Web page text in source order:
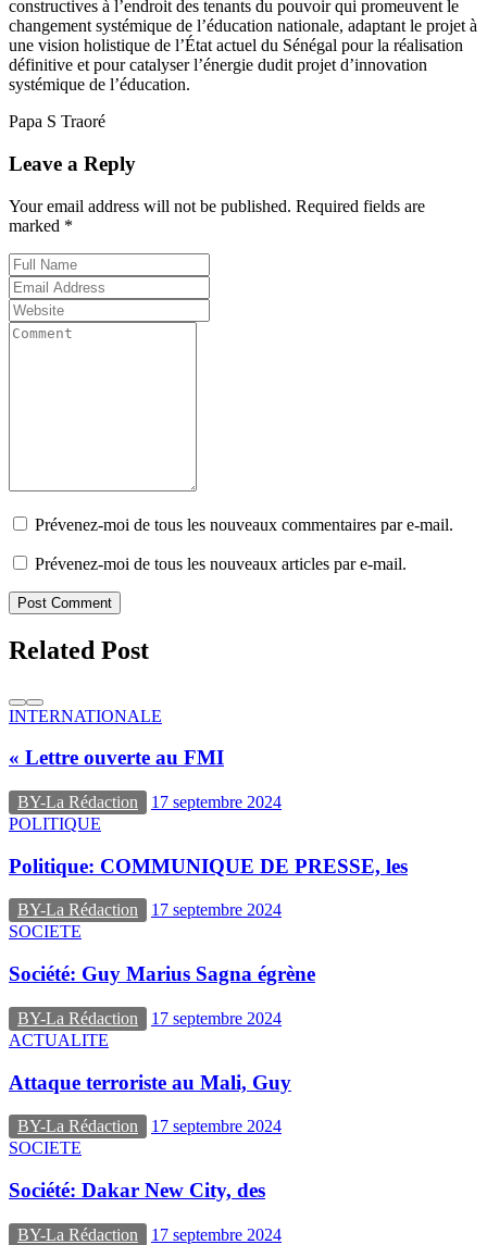
constructives à l’endroit des tenants du pouvoir qui promeuvent le
changement systémique de l’éducation nationale, adaptant le projet à
une vision holistique de l’État actuel du Sénégal pour la réalisation
définitive et pour catalyser l’énergie dudit projet d’innovation
systémique de l’éducation.
Papa S Traoré
Leave a Reply
Your email address will not be published. Required fields are
marked *
Prévenez-moi de tous les nouveaux commentaires par e-mail.
Prévenez-moi de tous les nouveaux articles par e-mail.
Post Comment
Related Post
INTERNATIONALE
« Lettre ouverte au FMI
BY-La Rédaction
17 septembre 2024
POLITIQUE
Politique: COMMUNIQUE DE PRESSE, les
BY-La Rédaction
17 septembre 2024
SOCIETE
Société: Guy Marius Sagna égrène
BY-La Rédaction
17 septembre 2024
ACTUALITE
Attaque terroriste au Mali, Guy
BY-La Rédaction
17 septembre 2024
SOCIETE
Société: Dakar New City, des
BY-La Rédaction
17 septembre 2024